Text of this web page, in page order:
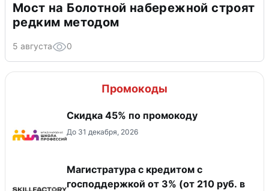
Мост на Болотной набережной строят
редким методом
5 августа 0
Промокоды
Скидка 45% по промокоду
До 31 декабря, 2026
Магистратура с кредитом с
господдержкой от 3% (от 210 руб. в